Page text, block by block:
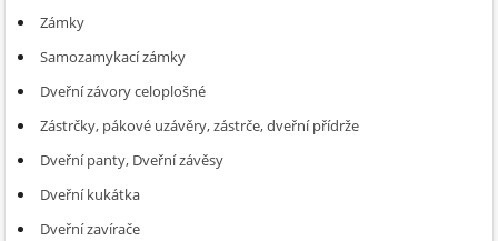
Zámky
Samozamykací zámky
Dveřní závory celoplošné
Zástrčky, pákové uzávěry, zástrče, dveřní přídrže
Dveřní panty, Dveřní závěsy
Dveřní kukátka
Dveřní zavírače